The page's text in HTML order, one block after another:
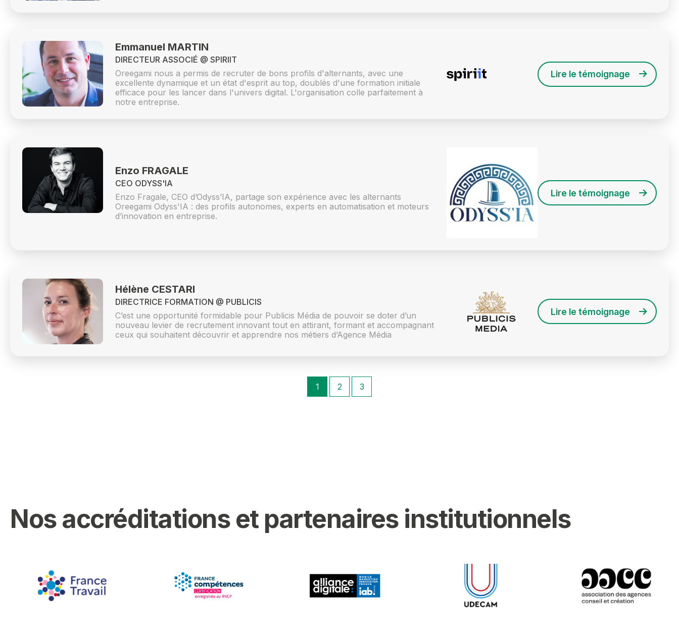
Emmanuel MARTIN
DIRECTEUR ASSOCIÉ @ SPIRIIT
Oreegami nous a permis de recruter de bons profils d'alternants, avec une
excellente dynamique et un état d'esprit au top, doublés d'une formation initiale
efficace pour les lancer dans l'univers digital. L'organisation colle parfaitement à
notre entreprise.
Lire le témoignage
Enzo FRAGALE
CEO ODYSS'IA
Enzo Fragale, CEO d’Odyss’IA, partage son expérience avec les alternants
Oreegami Odyss'IA : des profils autonomes, experts en automatisation et moteurs
d’innovation en entreprise.
Lire le témoignage
Hélène CESTARI
DIRECTRICE FORMATION @ PUBLICIS
C’est une opportunité formidable pour Publicis Média de pouvoir se doter d’un
nouveau levier de recrutement innovant tout en attirant, formant et accompagnant
ceux qui souhaitent découvrir et apprendre nos métiers d’Agence Média
Lire le témoignage
1 2 3
Nos accréditations et partenaires institutionnels